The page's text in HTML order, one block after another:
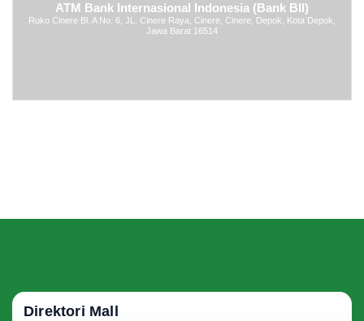
ATM Bank Internasional Indonesia (Bank BII)
Ruko Cinere Bl. A No. 6, JL. Cinere Raya, Cinere, Cinere, Depok, Kota Depok,
Jawa Barat 16514
Direktori Mall